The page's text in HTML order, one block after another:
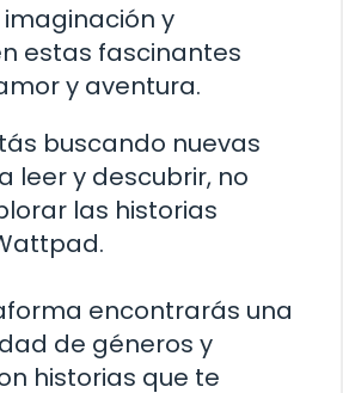
y
estas fascinantes
y aventura.
buscando nuevas
leer y descubrir, no
las historias
encontrarás una
de géneros y
historias que te